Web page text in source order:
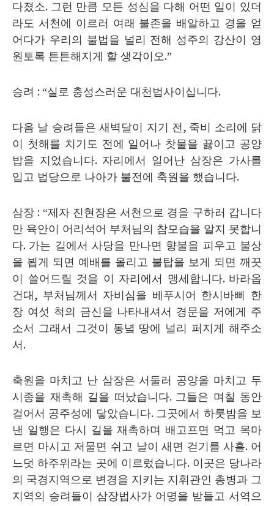
다졌소. 그런 만큼 모든 성심을 다해 어떤 일이 있더
라도 서천에 이르러 여래 불존을 배알하고 경을 얻
어다가 우리의 불법을 널리 전해 성주의 강산이 영
원토록 튼튼해지게 할 생각이오.”
승려 : “실로 충성스러운 대천법사이십니다.
다음 날 승려들은 새벽달이 지기 전, 죽비 소리에 닭
이 첫해를 치기도 전에 일어나 찻물을 끓이고 공양
밥을 지었습니다. 자리에서 일어난 삼장은 가사를
입고 법당으로 나아가 불전에 축원을 했습니다.
삼장 : “제자 진현장은 서천으로 경을 구하러 갑니다
만 육안이 어리석어 부처님의 참모습을 알지 못합니
다. 가는 길에서 사당을 만나면 향불을 피우고 불상
을 뵙게 되면 예배를 올리고 불탑을 보게 되면 깨끗
이 쓸어드릴 것을 이 자리에서 맹세합니다. 바라옵
건대 , 부처님께서 자비심을 베푸시어 한시바삐 한
장 여섯 척의 금신을 나타내셔서 경문을 저에게 주
소서 그래서 그것이 동녘 땅에 널리 퍼지게 해주소
서 .
축원을 마치고 난 삼장은 서둘러 공양을 마치고 두
시종을 재촉해 길을 떠났습니다. 그들은 며칠 동안
걸어서 공주성에 닿았습니다. 그곳에서 하룻밤을 보
낸 일행은 다시 길을 재촉하며 배고프면 먹고 목마
르면 마시고 저물면 쉬고 날이 새면 걷기를 사흘. 어
느덧 하주위라는 곳에 이르렀습니다. 이곳은 당나라
의 국경지역으로 변경을 지키는 지휘관인 총병과 그
지역의 승려들이 삼장법사가 어명을 받들고 서역으